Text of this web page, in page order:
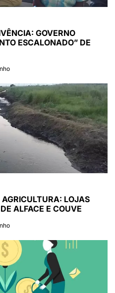
GOVERNO
ESCALONADO” DE
LOJAS
ALFACE E COUVE